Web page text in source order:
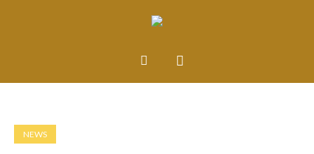
NEWS